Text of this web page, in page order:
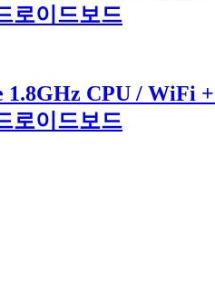
로이드보드
CPU / WiFi
로이드보드